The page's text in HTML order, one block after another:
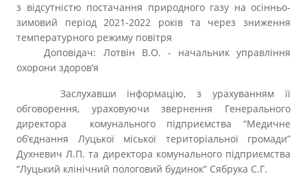
з відсутністю постачання природного газу на осінньо-
зимовий період 2021-2022 років та через зниження
температурного режиму повітря
Доповідач: Лотвін В.О. - начальник управління
охорони здоров’я
Заслухавши інформацію, з урахуванням її
обговорення, ураховуючи звернення Генерального
директора комунального підприємства “Медичне
об’єднання Луцької міської територіальної громади”
Духневич Л.П. та директора комунального підприємства
“Луцький клінічний пологовий будинок” Сябрука С.Г.